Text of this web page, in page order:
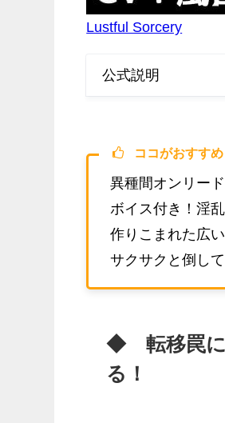
Lustful Sorcery
公式説明
ココがおすすめ
異種間オンリー
ボイス付き！淫
作りこまれた広い
サクサクと倒し
◆ 転移罠に
る！